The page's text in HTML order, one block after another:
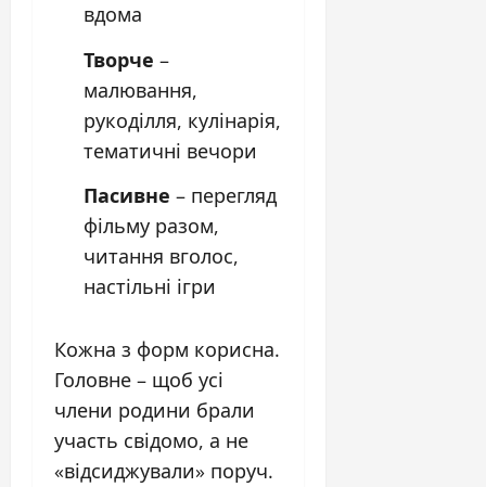
вдома
Творче –
малювання,
рукоділля, кулінарія,
тематичні вечори
Пасивне – перегляд
фільму разом,
читання вголос,
настільні ігри
Кожна з форм корисна.
Головне – щоб усі
члени родини брали
участь свідомо, а не
«відсиджували» поруч.